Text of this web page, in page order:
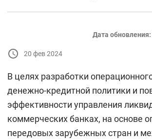
Дата обновления:
20 фев 2024
В целях разработки
денежно-кредитной политики и
эффективности управления
коммерческих банках, на основе
передовых зарубежных стран и